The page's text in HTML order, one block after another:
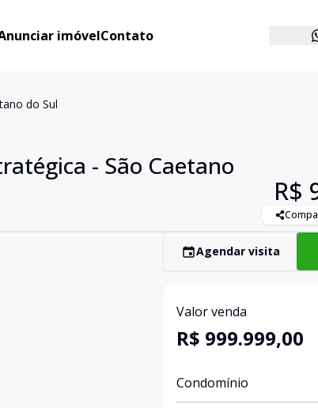
imóvelContato
do Sul
- São Caetano
R$
Agendar visita
Valor venda
R$ 999.999,00
Condomínio